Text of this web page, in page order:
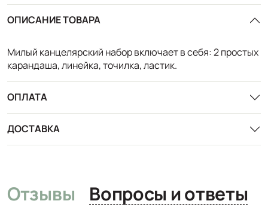
ОПИСАНИЕ ТОВАРА
Милый канцелярский набор включает в себя: 2 простых
карандаша, линейка, точилка, ластик.
ОПЛАТА
ДОСТАВКА
Отзывы Вопросы и ответы